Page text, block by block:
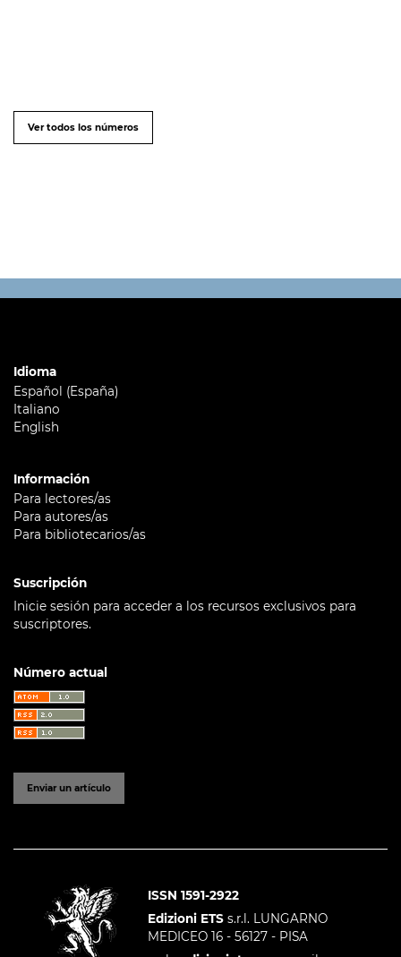
Ver todos los números
Idioma
Español (España)
Italiano
English
Información
Para lectores/as
Para autores/as
Para bibliotecarios/as
Suscripción
Inicie sesión para acceder a los recursos exclusivos para
suscriptores.
Número actual
Enviar un artículo
ISSN 1591-2922
Edizioni ETS s.r.l. LUNGARNO
MEDICEO 16 - 56127 - PISA